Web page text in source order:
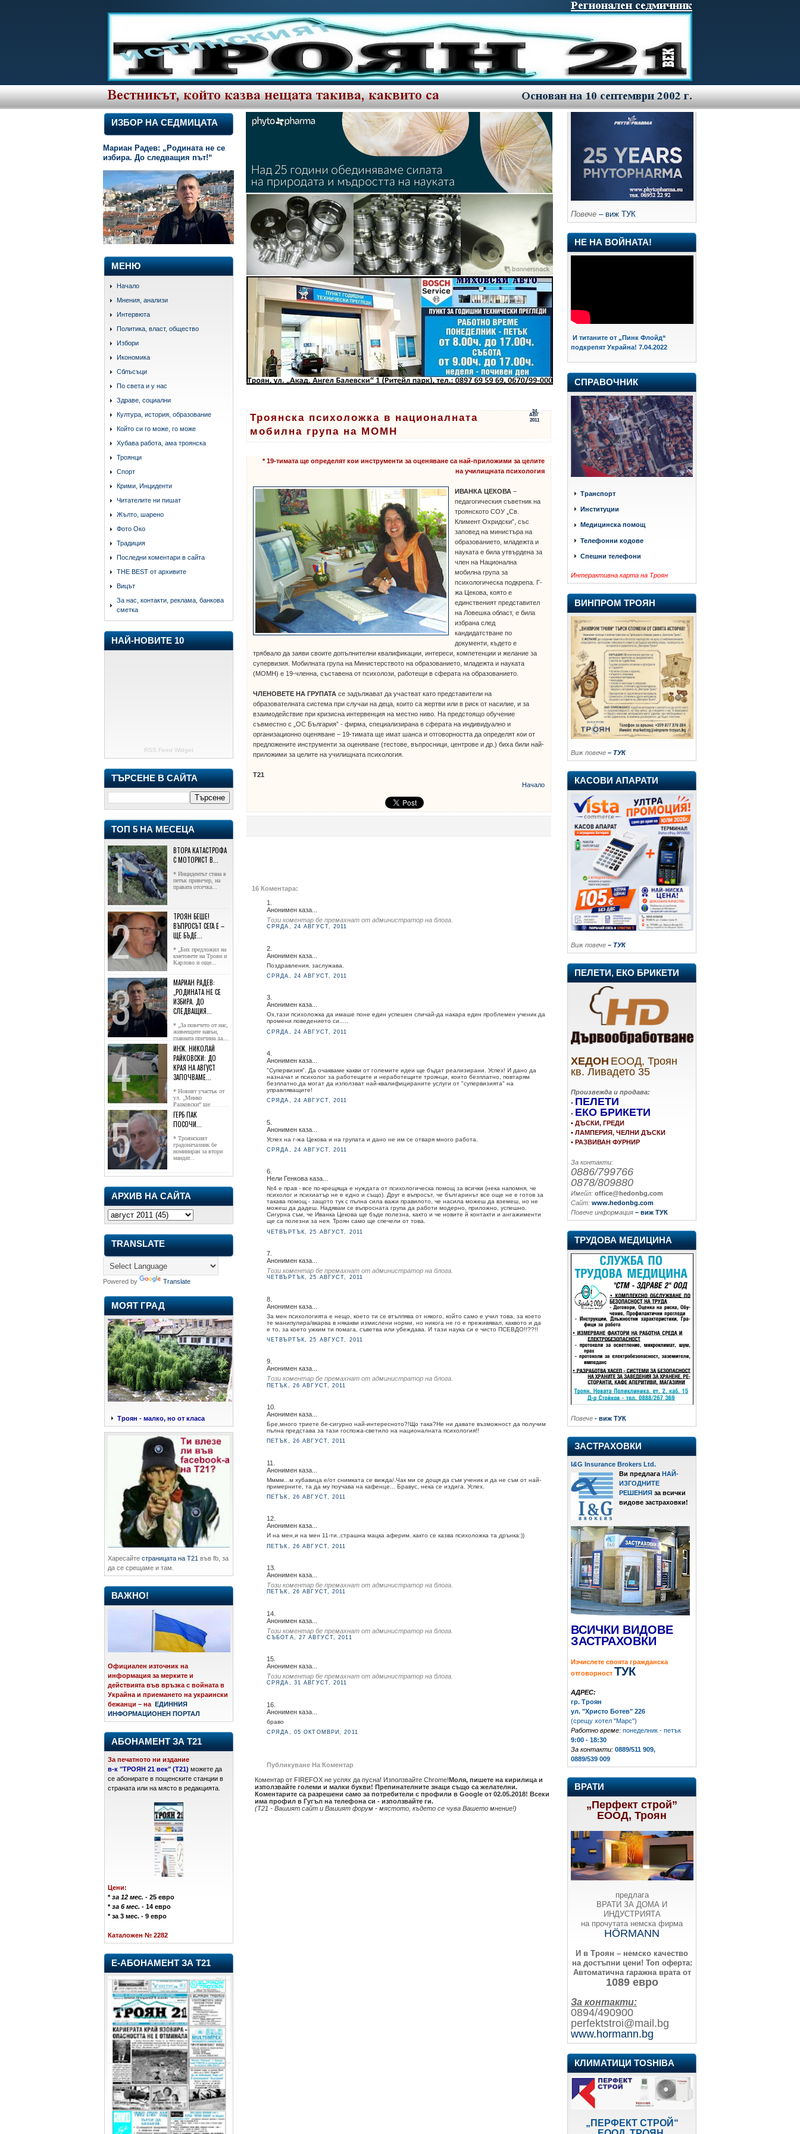
ИЗБОР НА СЕДМИЦАТА
Мариан Радев: „Родината не се
избира. До следващия път!“
МЕНЮ
Начало
Мнения, анализи
Интервюта
Политика, власт, общество
Избори
Икономика
Сблъсъци
По света и у нас
Здраве, социални
Култура, история, образование
Който си го може, го може
Хубава работа, ама троянска
Троянци
Спорт
Крими, Инциденти
Читателите ни пишат
Жълто, шарено
Фото Око
Традиция
Последни коментари в сайта
THE BEST от архивите
Вицът
За нас, контакти, реклама, банкова
сметка
НАЙ-НОВИТЕ 10
RSS Feed Widget
ТЪРСЕНЕ В САЙТА
ТОП 5 НА МЕСЕЦА
ВТОРА КАТАСТРОФА
С МОТОРИСТ В...
* Инцидентът стана в
петък привечер, на
правата отсечка...
ТРОЯН БЕШЕ!
ВЪПРОСЪТ СЕГА Е –
ЩЕ БЪДЕ...
* „Бих предложил на
кметовете на Троян и
Карлово и още...
МАРИАН РАДЕВ:
„РОДИНАТА НЕ СЕ
ИЗБИРА. ДО
СЛЕДВАЩИЯ...
* „За повечето от нас,
живеещите навън,
главната причина да...
ИНЖ. НИКОЛАЙ
РАЙКОВСКИ: ДО
КРАЯ НА АВГУСТ
ЗАПОЧВАМЕ...
* Новият участък от
ул. „Минко
Радковски“ ще
достигне жк...
ГЕРБ ПАК
ПОСОЧИ...
* Троянският
градоначалник бе
номиниран за втори
мандат...
АРХИВ НА САЙТА
TRANSLATE
Powered by Translate
МОЯТ ГРАД
Троян - малко, но от класа
Харесайте страницата на Т21 във fb, за
да се срещаме и там.
ВАЖНО!
Официален източник на
информация за мерките и
действията във връзка с войната в
Украйна и приемането на украински
бежанци – на ЕДИННИЯ
ИНФОРМАЦИОНЕН ПОРТАЛ
АБОНАМЕНТ ЗА Т21
За печатното ни издание
в-к "ТРОЯН 21 век" (Т21) можете да
се абонирате в пощенските станции в
страната или на място в редакцията.
Цени:
*за 12 мес. - 25 евро
*за 6 мес. - 14 евро
* за 3 мес. - 9 евро
Каталожен № 2282
Е-АБОНАМЕНТ ЗА Т21
24
АВГ
2011
Троянска психоложка в националната
мобилна група на МОМН
* 19-тимата ще определят кои инструменти за оценяване са най-приложими за целите
на училищната психология
ИВАНКА ЦЕКОВА –
педагогическия съветник на
троянското СОУ „Св.
Климент Охридски”, със
заповед на министъра на
образованието, младежта и
науката е била утвърдена за
член на Национална
мобилна група за
психологическа подкрепа. Г-
жа Цекова, която е
единственият представител
на Ловешка област, е била
избрана след
кандидатстване по
документи, където е
трябвало да заяви своите допълнителни квалификации, интереси, компетенции и желание за
супервизия. Мобилната група на Министерството на образованието, младежта и науката
(МОМН) е 19-членна, съставена от психолози, работещи в сферата на образованието.
ЧЛЕНОВЕТЕ НА ГРУПАТА се задължават да участват като представители на
образователната система при случаи на деца, които са жертви или в риск от насилие, и за
взаимодействие при кризисна интервенция на местно ниво. На предстоящо обучение
съвместно с „ОС България” - фирма, специализирана в сферата на индивидуално и
организационно оценяване – 19-тимата ще имат шанса и отговорността да определят кои от
предложените инструменти за оценяване (тестове, въпросници, центрове и др.) биха били най-
приложими за целите на училищната психология.
Т21
Начало
16 Коментара:
1.
Анонимен каза...
Този коментар бе премахнат от администратор на блога.
СРЯДА, 24 АВГУСТ, 2011
2.
Анонимен каза...
Поздравления, заслужава.
СРЯДА, 24 АВГУСТ, 2011
3.
Анонимен каза...
Ох,тази психоложка да имаше поне един успешен сличай-да накара един проблемен ученик да
промени поведението си.....
СРЯДА, 24 АВГУСТ, 2011
4.
Анонимен каза...
"Супервизия". Да очакваме какви от големите идеи ще бъдат реализирани. Успех! И дано да
назначат и психолог за работещите и неработещите троянци, които безплатно, повтарям
безплатно,да могат да използват най-квалифицираните услуги от "супервизията" на
управляващите!
СРЯДА, 24 АВГУСТ, 2011
5.
Анонимен каза...
Успех на г-жа Цекова и на групата и дано не им се отваря много работа.
СРЯДА, 24 АВГУСТ, 2011
6.
Нели Генкова каза...
№4 е прав - все по-крещяща е нуждата от психологическа помощ за всички (нека напомня, че
психолог и психиатър не е едно и също). Друг е въпросът, че българинът все още не е готов за
такава помощ - защото тук с пълна сила важи правилото, че насила можеш да вземеш, но не
можеш да дадеш. Надявам се въпросната група да работи модерно, приложно, успешно.
Сигурна съм, че Иванка Цекова ще бъде полезна, както и че новите й контакти и ангажименти
ще са полезни за нея. Троян само ще спечели от това.
ЧЕТВЪРТЪК, 25 АВГУСТ, 2011
7.
Анонимен каза...
Този коментар бе премахнат от администратор на блога.
ЧЕТВЪРТЪК, 25 АВГУСТ, 2011
8.
Анонимен каза...
За мен психологията е нещо, което ти се втълпява от някого, който само е учил това, за което
те манипулира/вкарва в някакви измислени норми, но никога не го е преживявал, каквото и да
е то, за което ужким ти помага, съветва или убеждава. И тази наука си е чисто ПСЕВДО!!??!!
ЧЕТВЪРТЪК, 25 АВГУСТ, 2011
9.
Анонимен каза...
Този коментар бе премахнат от администратор на блога.
ПЕТЪК, 26 АВГУСТ, 2011
10.
Анонимен каза...
Бре,много триете бе-сигурно най-интересното?!Що така?Не ни давате възможност да получим
пълна представа за тази госпожа-светило на националната психология!!
ПЕТЪК, 26 АВГУСТ, 2011
11.
Анонимен каза...
Мммм...м хубавица е/от снимката се вижда/.Чак ми се дощя да съм ученик и да не съм от най-
примерните, та да му поучава на кафенце... Бравус, нека се издига. Успех.
ПЕТЪК, 26 АВГУСТ, 2011
12.
Анонимен каза...
И на мен,и на мен 11-ти..страшна мацка аферим..както се казва психоложка та дрънка:))
ПЕТЪК, 26 АВГУСТ, 2011
13.
Анонимен каза...
Този коментар бе премахнат от администратор на блога.
ПЕТЪК, 26 АВГУСТ, 2011
14.
Анонимен каза...
Този коментар бе премахнат от администратор на блога.
СЪБОТА, 27 АВГУСТ, 2011
15.
Анонимен каза...
Този коментар бе премахнат от администратор на блога.
СРЯДА, 31 АВГУСТ, 2011
16.
Анонимен каза...
браво
СРЯДА, 05 ОКТОМВРИ, 2011
Публикуване На Коментар
Коментар от FIREFOX не успях да пусна! Използвайте Chrome! Моля, пишете на кирилица и
използвайте големи и малки букви! Препинателните знаци също са желателни.
Коментарите са разрешени само за потребители с профили в Google от 02.05.2018! Всеки
има профил в Гугъл на телефона си - използвайте ги.
(Т21 - Вашият сайт и Вашият форум - мястото, където се чува Вашето мнение!)
Повече – виж ТУК
НЕ НА ВОЙНАТА!
И титаните от „Пинк Флойд“
подкрепят Украйна! 7.04.2022
СПРАВОЧНИК
Транспорт
Институции
Медицинска помощ
Телефонни кодове
Спешни телефони
Интерактивна карта на Троян
ВИНПРОМ ТРОЯН
Виж повече – ТУК
КАСОВИ АПАРАТИ
Виж повече – ТУК
ПЕЛЕТИ, ЕКО БРИКЕТИ
ХЕДОН ЕООД, Троян
кв. Ливадето 35
Произвежда и продава:
• ПЕЛЕТИ
• ЕКО БРИКЕТИ
• ДЪСКИ, ГРЕДИ
• ЛАМПЕРИЯ, ЧЕЛНИ ДЪСКИ
• РАЗВИВАН ФУРНИР
За контакти:
0886/799766
0878/809880
Имейл: office@hedonbg.com
Сайт: www.hedonbg.com
Повече информация – виж ТУК
ТРУДОВА МЕДИЦИНА
Повече - виж ТУК
ЗАСТРАХОВКИ
I&G Insurance Brokers Ltd.
Ви предлага НАЙ-
ИЗГОДНИТЕ
РЕШЕНИЯ за всички
видове застраховки!
ВСИЧКИ ВИДОВЕ
ЗАСТРАХОВКИ
Изчислете своята гражданска
отговорност ТУК
АДРЕС:
гр. Троян
ул. "Христо Ботев" 226
(срещу хотел "Марс")
Работно време: понеделник - петък
9:00 - 18:30
За контакти: 0889/511 909,
0889/539 009
ВРАТИ
„Перфект строй”
ЕООД, Троян
предлага
ВРАТИ ЗА ДОМА И
ИНДУСТРИЯТА
на прочутата немска фирма
HÖRMANN
И в Троян – немско качество
на достъпни цени! Топ оферта:
Автоматична гаражна врата от
1089 евро
За контакти:
0894/490900
perfektstroi@mail.bg
www.hormann.bg
КЛИМАТИЦИ TOSHIBA
„ПЕРФЕКТ СТРОЙ“